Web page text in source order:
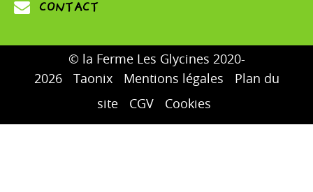
© la Ferme Les Glycines 2020-
2026
Taonix Mentions légales
Plan du
site
CGV Cookies